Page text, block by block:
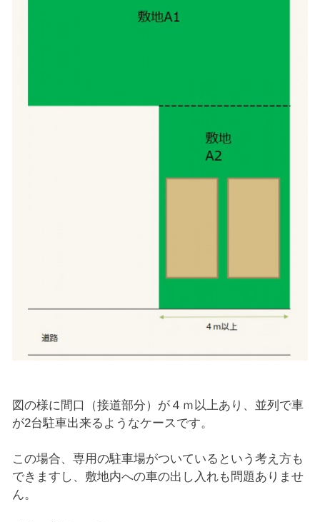
図の様に間口（接道部分）が４ｍ以上あり、並列で車
が2台駐車出来るようなケースです。
この場合、専用の駐車場がついているという考え方も
できますし、敷地内への車の出し入れも問題ありませ
ん。